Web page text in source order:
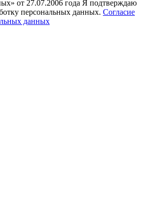
от 27.07.2006 года Я подтверждаю
персональных данных. Согласие
данных